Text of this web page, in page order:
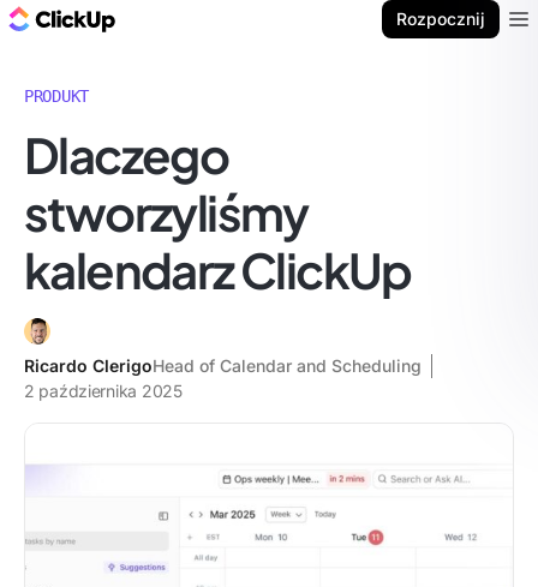
Rozpocznij
PRODUKT
Dlaczego
stworzyliśmy
kalendarz ClickUp
Ricardo ClerigoHead of Calendar and Scheduling
2 października 2025